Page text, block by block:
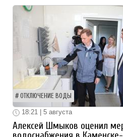
ОТКЛЮЧЕНИЕ ВОДЫ
18:21 | 5 августа
Алексей Шмыков оценил